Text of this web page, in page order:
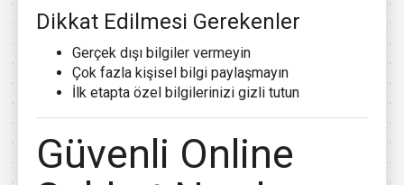
Dikkat Edilmesi Gerekenler
Gerçek dışı bilgiler vermeyin
Çok fazla kişisel bilgi paylaşmayın
İlk etapta özel bilgilerinizi gizli tutun
Güvenli Online